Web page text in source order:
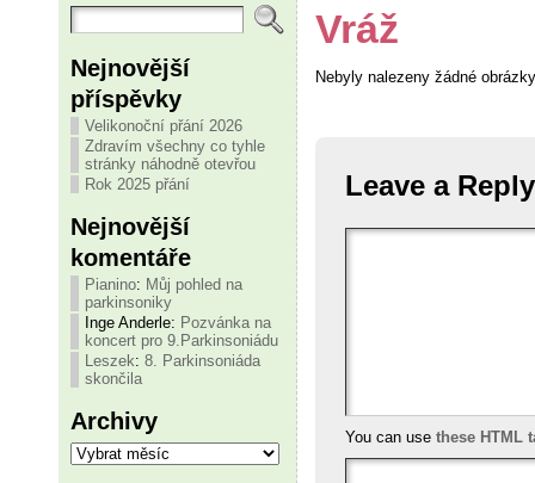
Nejnovější
příspěvky
Velikonoční přání 2026
Zdravím všechny co tyhle
stránky náhodně otevřou
Rok 2025 přání
Nejnovější
komentáře
Pianino: Můj pohled na
parkinsoniky
Inge Anderle: Pozvánka na
koncert pro 9.Parkinsoniádu
Leszek: 8. Parkinsoniáda
skončila
Archivy
Archivy
Vráž
Nebyly nalezeny žádné obrázky
Leave a Reply
You can use these HTML